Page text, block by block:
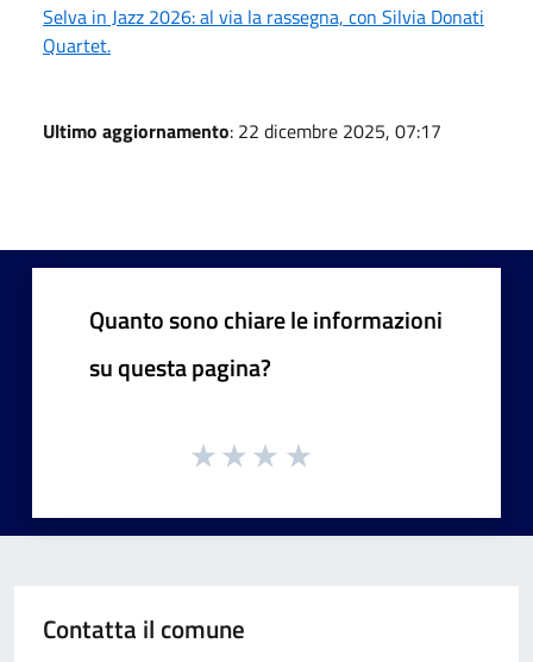
Selva in Jazz 2026: al via la rassegna, con Silvia Donati
Quartet.
Ultimo aggiornamento: 22 dicembre 2025, 07:17
Quanto sono chiare le informazioni
su questa pagina?
Contatta il comune